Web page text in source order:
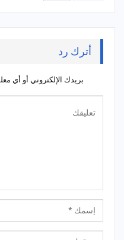
أترك رد
بريدك الإلكتروني أو أي